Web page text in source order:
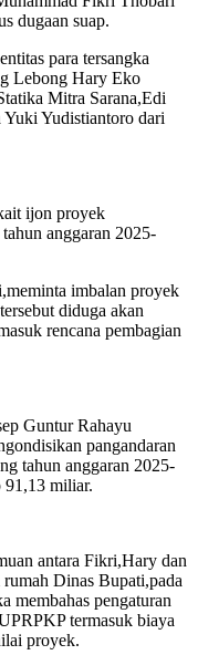
dugaan suap.
para tersangka
Lebong Hary Eko
Mitra Sarana,Edi
Yudistiantoro dari
ijon proyek
anggaran 2025-
imbalan proyek
diduga akan
rencana pembagian
Guntur Rahayu
pangandaran
tahun anggaran 2025-
91,13 miliar.
antara Fikri,Hary dan
Dinas Bupati,pada
membahas pengaturan
termasuk biaya
proyek.